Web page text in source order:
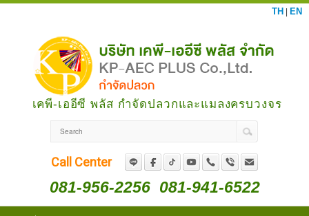
TH EN
เคพี-เออีซี พลัส กำจัดปลวกและแมลงครบวงจร
Call Center
081-956-2256 081-941-6522